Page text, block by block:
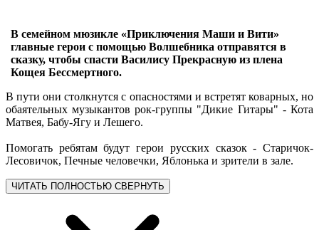
В семейном мюзикле «Приключения Маши и Вити»
главные герои с помощью Волшебника отправятся в
сказку, чтобы спасти Василису Прекрасную из плена
Кощея Бессмертного.
В пути они столкнутся с опасностями и встретят коварных, но
обаятельных музыкантов рок-группы "Дикие Гитары" - Кота
Матвея, Бабу-Ягу и Лешего.
Помогать ребятам будут герои русских сказок - Старичок-
Лесовичок, Печные человечки, Яблонька и зрители в зале.
ЧИТАТЬ ПОЛНОСТЬЮ СВЕРНУТЬ